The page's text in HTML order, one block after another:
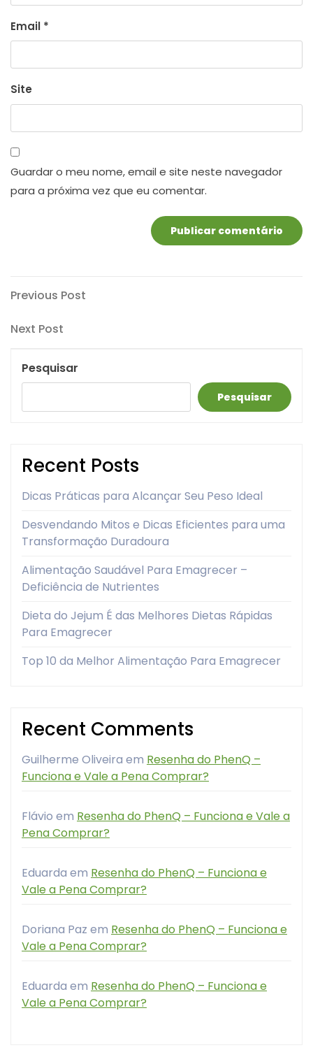
Email *
Site
Guardar o meu nome, email e site neste navegador
para a próxima vez que eu comentar.
Navegação
de
artigos
Previous
Previous Post
Next
Next Post
Pesquisar
Pesquisar
Recent Posts
Dicas Práticas para Alcançar Seu Peso Ideal
Desvendando Mitos e Dicas Eficientes para uma
Transformação Duradoura
Alimentação Saudável Para Emagrecer –
Deficiência de Nutrientes
Dieta do Jejum É das Melhores Dietas Rápidas
Para Emagrecer
Top 10 da Melhor Alimentação Para Emagrecer
Recent Comments
Guilherme Oliveira em Resenha do PhenQ –
Funciona e Vale a Pena Comprar?
Flávio em Resenha do PhenQ – Funciona e Vale a
Pena Comprar?
Eduarda em Resenha do PhenQ – Funciona e
Vale a Pena Comprar?
Doriana Paz em Resenha do PhenQ – Funciona e
Vale a Pena Comprar?
Eduarda em Resenha do PhenQ – Funciona e
Vale a Pena Comprar?